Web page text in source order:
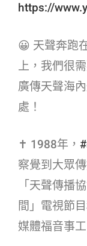
https://
😀 天聲奔跑
上，我們很
廣傳天聲海
處！
✝ 1988年，
察覺到大眾
「天聲傳播
間」電視節
媒體福音事工